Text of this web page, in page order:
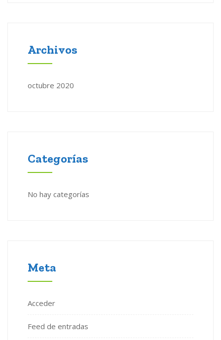
Archivos
octubre 2020
Categorías
No hay categorías
Meta
Acceder
Feed de entradas